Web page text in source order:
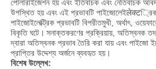
পোলারাইজেশন হয় এবং ইতিবাচক এবং নেতিবাচক
উপস্থিত হয় এবং এই প্রভাবটি
পাইজোইলেক্ট্রিক প্রভাবটি বিপরীতমুখী, অর্থাৎ,
বিকৃতি ঘটে। সনাক্তকরণের প্রক্রিয়ায়, অতিস্বনক
দ্বারা অতিস্বনক প্রভাব তৈরি করা যায় এবং পাইজো
প্রাপ্তির উদ্দেশ্য অর্জনে ব্যবহৃত হয়।
বিশেষ উল্লেখ: